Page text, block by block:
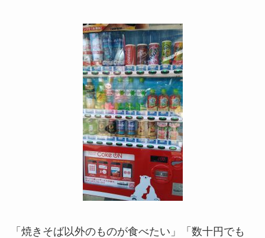
「焼きそば以外のものが食べたい」「数十円でも